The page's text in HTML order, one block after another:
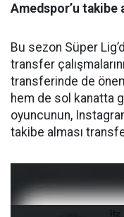
Amedspor’u takibe
Bu sezon Süper
transfer
transferinde de
hem de sol kanatta
oyuncunun,
takibe alması